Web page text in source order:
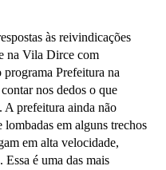
às reivindicações
na Vila Dirce com
Prefeitura na
nos dedos o que
A prefeitura ainda não
lombadas em alguns trechos
em alta velocidade,
Essa é uma das mais